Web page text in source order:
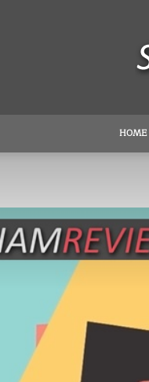
HOME